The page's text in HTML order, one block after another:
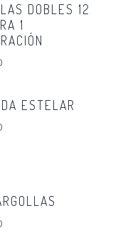
DOBLES 12
1
ESTELAR